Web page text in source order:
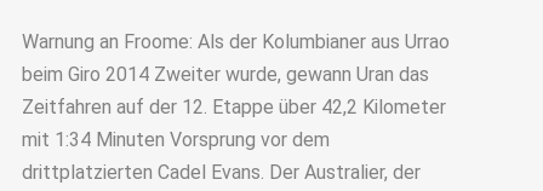
Warnung an Froome: Als der Kolumbianer aus Urrao
beim Giro 2014 Zweiter wurde, gewann Uran das
Zeitfahren auf der 12. Etappe über 42,2 Kilometer
mit 1:34 Minuten Vorsprung vor dem
drittplatzierten Cadel Evans. Der Australier, der